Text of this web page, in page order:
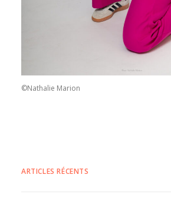
©Nathalie Marion
ARTICLES RÉCENTS